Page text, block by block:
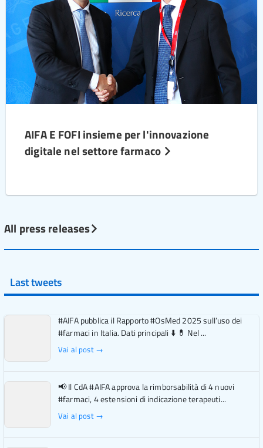
AIFA E FOFI insieme per l'innovazione
digitale nel settore farmaco
All press releases
Last tweets
#AIFA pubblica il Rapporto #OsMed 2025 sull’uso dei
#farmaci in Italia. Dati principali ⬇️ 💊 Nel ...
Vai al post →
📢 Il CdA #AIFA approva la rimborsabilità di 4 nuovi
#farmaci, 4 estensioni di indicazione terapeuti...
Vai al post →